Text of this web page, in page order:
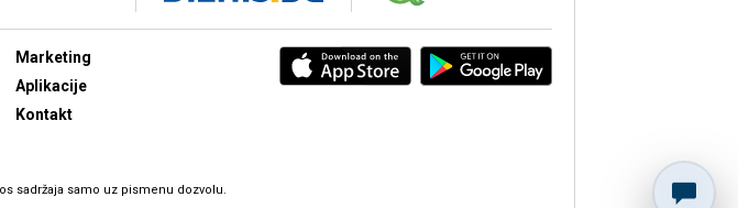
Marketing
Aplikacije
Kontakt
sadržaja samo uz pismenu dozvolu.